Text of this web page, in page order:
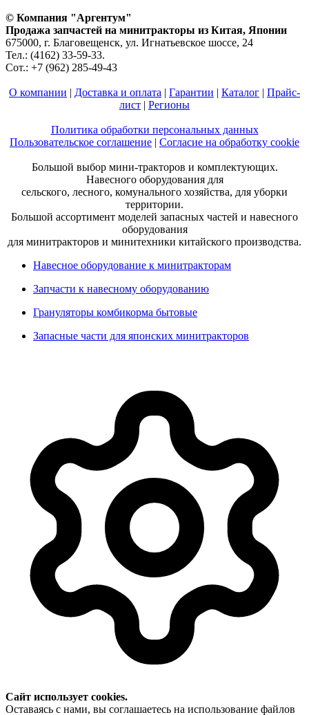
© Компания "Аргентум"
Продажа запчастей на минитракторы из Китая, Японии
675000, г. Благовещенск, ул. Игнатьевское шоссе, 24
Тел.: (4162) 33-59-33.
Сот.: +7 (962) 285-49-43
О компании | Доставка и оплата | Гарантии | Каталог | Прайс-
лист | Регионы
Политика обработки персональных данных
Пользовательское соглашение | Согласие на обработку cookie
Большой выбор мини-тракторов и комплектующих.
Навесного оборудования для
сельского, лесного, комунального хозяйства, для уборки
территории.
Большой ассортимент моделей запасных частей и навесного
оборудования
для минитракторов и минитехники китайского производства.
Навесное оборудование к минитракторам
Запчасти к навесному оборудованию
Грануляторы комбикорма бытовые
Запасные части для японских минитракторов
Сайт использует cookies.
Оставаясь с нами, вы соглашаетесь на использование файлов